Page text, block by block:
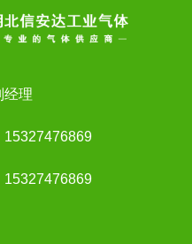
经理
15327476869
15327476869